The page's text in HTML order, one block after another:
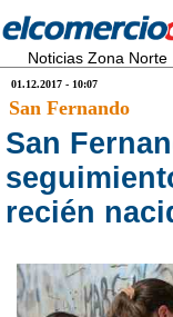
Noticias Zona Norte
01.12.2017 - 10:07
San Fernando
San
recién